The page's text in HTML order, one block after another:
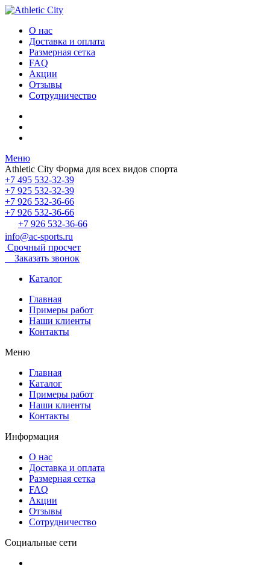
О нас
Доставка и оплата
Размерная сетка
FAQ
Акции
Отзывы
Сотрудничество
Меню
Athletic City Форма для всех видов спорта
+7 495 532-32-39
+7 925 532-32-39
+7 926 532-36-66
+7 926 532-36-66
+7 926 532-36-66
info@ac-sports.ru
Срочный просчет
Заказать звонок
Каталог
Главная
Примеры работ
Наши клиенты
Контакты
Меню
Главная
Каталог
Примеры работ
Наши клиенты
Контакты
Информация
О нас
Доставка и оплата
Размерная сетка
FAQ
Акции
Отзывы
Сотрудничество
Социальные сети